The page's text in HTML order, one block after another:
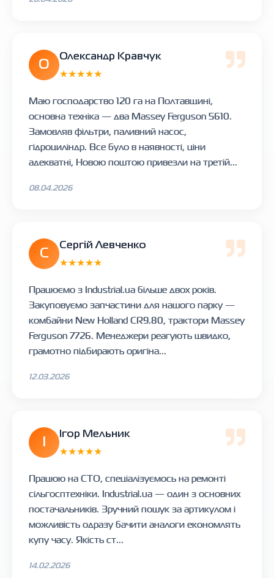
О
Олександр Кравчук
★★★★★
Маю господарство 120 га на Полтавщині,
основна техніка — два Massey Ferguson 5610.
Замовляв фільтри, паливний насос,
гідроциліндр. Все було в наявності, ціни
адекватні, Новою поштою привезли на третій...
08.04.2026
С
Сергій Левченко
★★★★★
Працюємо з Industrial.ua більше двох років.
Закуповуємо запчастини для нашого парку —
комбайни New Holland CR9.80, трактори Massey
Ferguson 7726. Менеджери реагують швидко,
грамотно підбирають оригіна...
12.03.2026
Ігор Мельник
★★★★★
Працюю на СТО, спеціалізуємось на ремонті
сільгосптехніки. Industrial.ua — один з основних
постачальників. Зручний пошук за артикулом і
можливість одразу бачити аналоги економлять
купу часу. Якість ст...
14.02.2026